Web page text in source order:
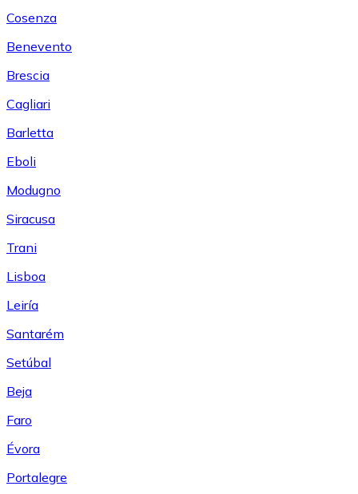
Cosenza
Benevento
Brescia
Cagliari
Barletta
Eboli
Modugno
Siracusa
Trani
Lisboa
Leiría
Santarém
Setúbal
Beja
Faro
Évora
Portalegre